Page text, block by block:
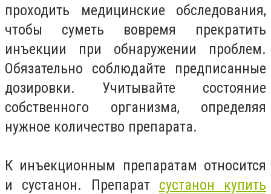
проходить медицинские обследования,
чтобы суметь вовремя прекратить
инъекции при обнаружении проблем.
Обязательно соблюдайте предписанные
дозировки. Учитывайте состояние
собственного организма, определяя
нужное количество препарата.
К инъекционным препаратам относится
и сустанон. Препарат сустанон купить